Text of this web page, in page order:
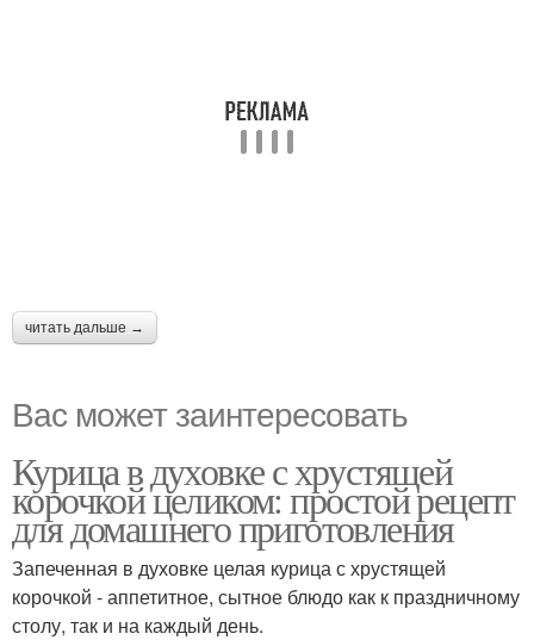
читать дальше →
Вас может заинтересовать
Курица в духовке с хрустящей
корочкой целиком: простой рецепт
для домашнего приготовления
Запеченная в духовке целая курица с хрустящей
корочкой - аппетитное, сытное блюдо как к праздничному
столу, так и на каждый день.